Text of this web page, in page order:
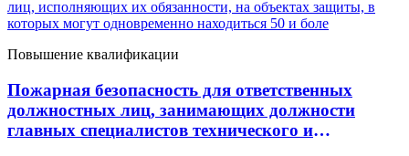
Повышение квалификации
Пожарная безопасность для ответственных
должностных лиц, занимающих должности
главных специалистов технического и